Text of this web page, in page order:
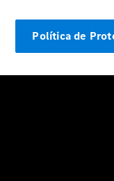
Política de